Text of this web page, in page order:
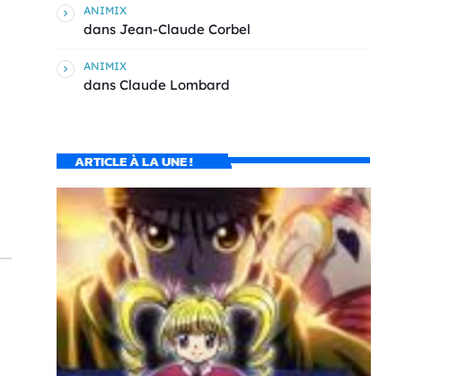
ANIMIX
dans Jean-Claude Corbel
ANIMIX
dans Claude Lombard
ARTICLE À LA UNE !